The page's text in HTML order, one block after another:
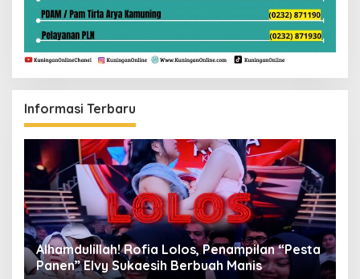
Informasi Terbaru
Alhamdulillah! Rofia Lolos, Penampilan “Pesta
Panen” Elvy Sukaesih Berbuah Manis